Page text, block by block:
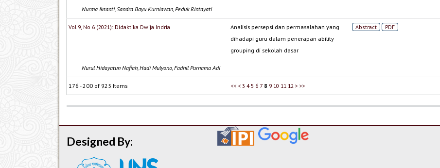
Nurma Iksanti, Sandra Bayu Kurniawan, Peduk Rintayati
Vol 9, No 6 (2021): Didaktika Dwija Indria
Analisis persepsi dan permasalahan yang
dihadapi guru dalam penerapan ability
grouping di sekolah dasar
Abstract PDF
Nurul Hidayatun Nafiah, Hadi Mulyono, Fadhil Purnama Adi
176 - 200 of 925 Items << < 3 4 5 6 7 8 9 10 11 12 > >>
Designed By: